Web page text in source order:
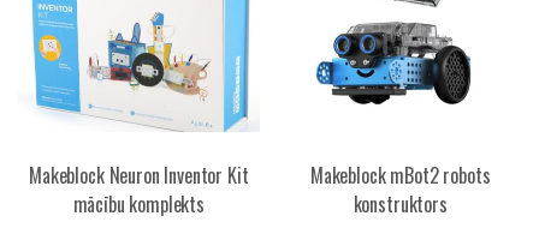
Makeblock Neuron Inventor Kit
mācību komplekts
Makeblock mBot2 robots
konstruktors